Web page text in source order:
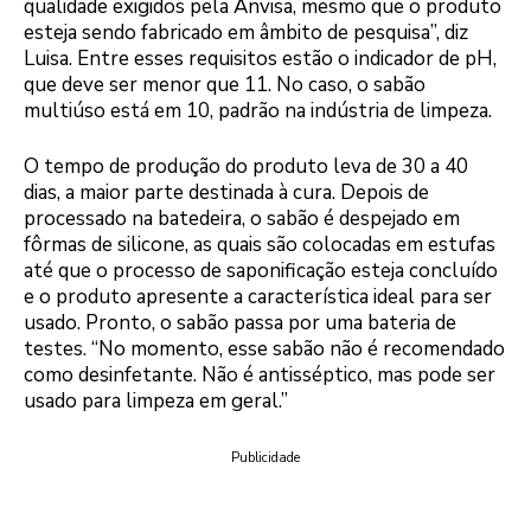
qualidade exigidos pela Anvisa, mesmo que o produto
esteja sendo fabricado em âmbito de pesquisa”, diz
Luisa. Entre esses requisitos estão o indicador de pH,
que deve ser menor que 11. No caso, o sabão
multiúso está em 10, padrão na indústria de limpeza.
O tempo de produção do produto leva de 30 a 40
dias, a maior parte destinada à cura. Depois de
processado na batedeira, o sabão é despejado em
fôrmas de silicone, as quais são colocadas em estufas
até que o processo de saponificação esteja concluído
e o produto apresente a característica ideal para ser
usado. Pronto, o sabão passa por uma bateria de
testes. “No momento, esse sabão não é recomendado
como desinfetante. Não é antisséptico, mas pode ser
usado para limpeza em geral.”
Publicidade